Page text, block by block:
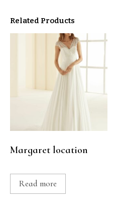
Related Products
Margaret location
Read more